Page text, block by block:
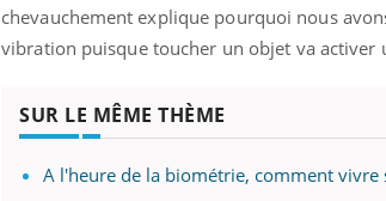
chevauchement explique pourquoi nous
vibration puisque toucher un objet va activer
SUR LE MÊME THÈME
A l'heure de la biométrie, comment vivre